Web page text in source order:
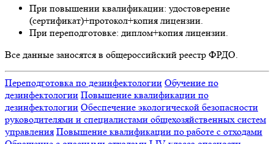
При повышении квалификации: удостоверение
(сертификат)+протокол+копия лицензии.
При переподготовке: диплом+копия лицензии.
Все данные заносятся в общероссийский реестр ФРДО.
Переподготовка по дезинфектологии Обучение по
дезинфектологии Повышение квалификации по
дезинфектологии Обеспечение экологической безопасности
руководителями и специалистами общехозяйственных систем
управления Повышение квалификации по работе с отходами